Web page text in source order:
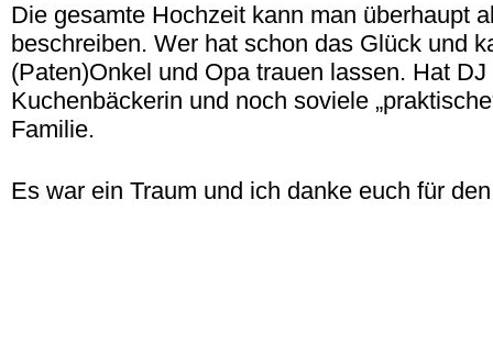
Die gesamte Hochzeit kann man überhaupt
beschreiben. Wer hat schon das Glück und
(Paten)Onkel und Opa trauen lassen. Hat DJ
Kuchenbäckerin und noch soviele
Familie.
Es war ein Traum und ich danke euch für